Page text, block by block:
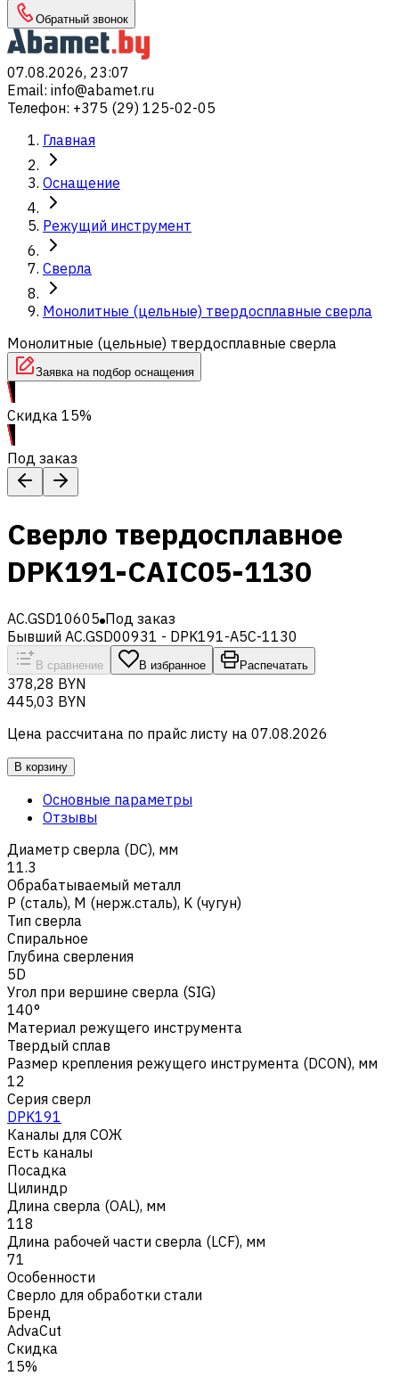
Обратный звонок
07.08.2026, 23:07
Email: info@abamet.ru
Телефон: +375 (29) 125-02-05
Главная
Оснащение
Режущий инструмент
Сверла
Монолитные (цельные) твердосплавные сверла
Монолитные (цельные) твердосплавные сверла
Заявка на подбор оснащения
Скидка 15%
Под заказ
Сверло твердосплавное
DPK191-CAIC05-1130
AC.GSD10605 Под заказ
Бывший AC.GSD00931 - DPK191-A5C-1130
В сравнение В избранное Распечатать
378,28 BYN
445,03 BYN
Цена рассчитана по прайс листу на 07.08.2026
В корзину
Основные параметры
Отзывы
Диаметр сверла (DC), мм
11.3
Обрабатываемый металл
Р (сталь), M (нерж.сталь), K (чугун)
Тип сверла
Спиральное
Глубина сверления
5D
Угол при вершине сверла (SIG)
140°
Материал режущего инструмента
Твердый сплав
Размер крепления режущего инструмента (DCON), мм
12
Серия сверл
DPK191
Каналы для СОЖ
Есть каналы
Посадка
Цилиндр
Длина сверла (OAL), мм
118
Длина рабочей части сверла (LCF), мм
71
Особенности
Сверло для обработки стали
Бренд
AdvaCut
Скидка
15%